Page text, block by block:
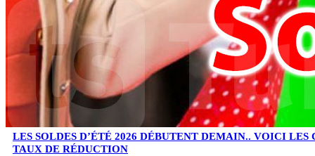
LES SOLDES D’ÉTÉ 2026 DÉBUTENT DEMAIN.. VOICI LES
TAUX DE RÉDUCTION